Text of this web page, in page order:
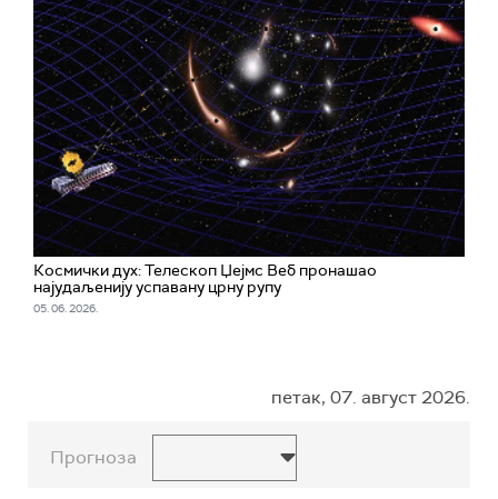
Космички дух: Телескоп Џејмс Веб пронашао
најудаљенију успавану црну рупу
05. 06. 2026.
петак, 07. август 2026.
Прогноза